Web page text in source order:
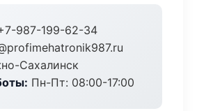
987-199-62-34
Сахалинск
Пн-Пт: 08:00-17:00